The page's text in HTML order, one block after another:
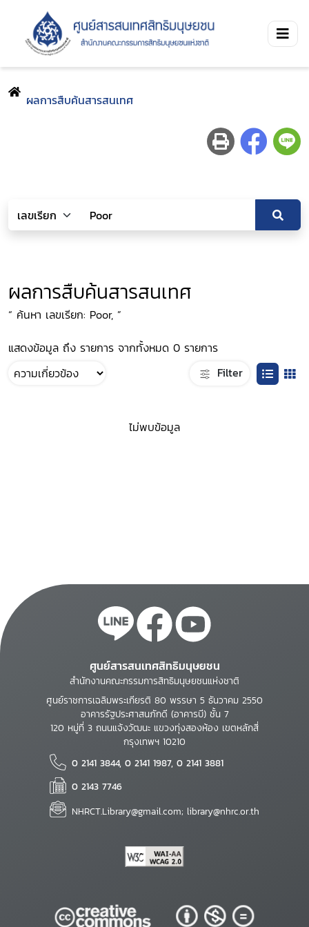
ผลการสืบค้นสารสนเทศ
ผลการสืบค้นสารสนเทศ
“ ค้นหา เลขเรียก: Poor, ”
แสดงข้อมูล ถึง รายการ จากทั้งหมด 0 รายการ
Filter
ไม่พบข้อมูล
ศูนย์สารสนเทศสิทธิมนุษยชน
สำนักงานคณะกรรมการสิทธิมนุษยชนแห่งชาติ
ศูนย์ราชการเฉลิมพระเกียรติ 80 พรรษา 5 ธันวาคม 2550
อาคารรัฐประศาสนภักดี (อาคารบี) ชั้น 7
120 หมู่ที่ 3 ถนนแจ้งวัฒนะ แขวงทุ่งสองห้อง เขตหลักสี่
กรุงเทพฯ 10210
0 2141 3844, 0 2141 1987, 0 2141 3881
0 2143 7746
NHRCT.Library@gmail.com; library@nhrc.or.th